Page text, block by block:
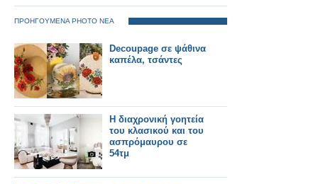
ΠΡΟΗΓΟΥΜΕΝΑ PHOTO ΝΕΑ
Decoupage σε ψάθινα
καπέλα, τσάντες
Η διαχρονική γοητεία
του κλασικού και του
ασπρόμαυρου σε
54τμ